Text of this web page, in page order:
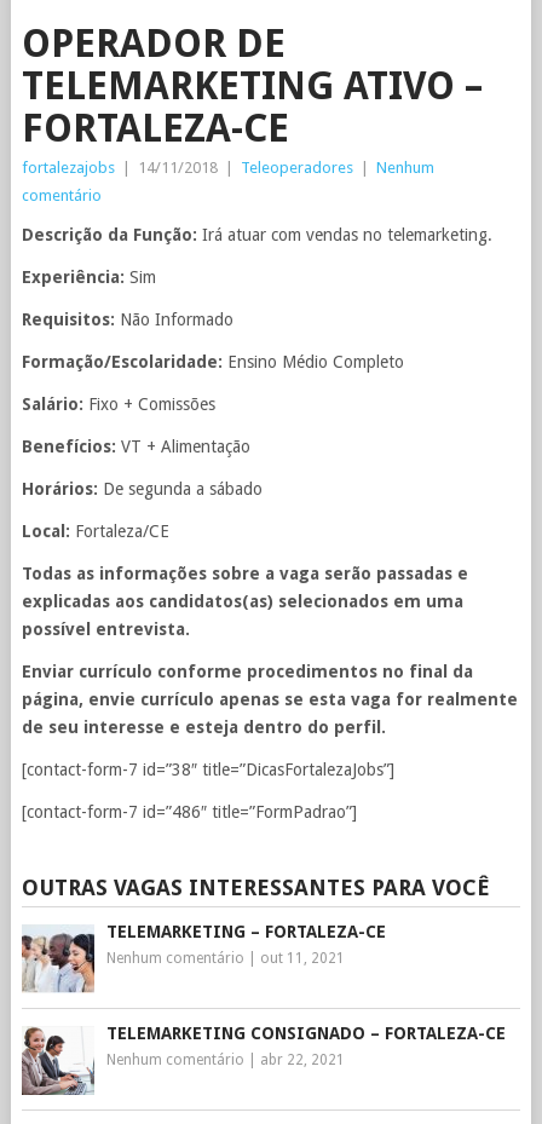
OPERADOR DE
TELEMARKETING ATIVO –
FORTALEZA-CE
fortalezajobs 14/11/2018 Teleoperadores
Nenhum
comentário
Descrição da Função: Irá atuar com vendas no telemarketing.
Experiência: Sim
Requisitos: Não Informado
Formação/Escolaridade: Ensino Médio Completo
Salário: Fixo + Comissões
Benefícios: VT + Alimentação
Horários: De segunda a sábado
Local: Fortaleza/CE
Todas as informações sobre a vaga serão passadas e
explicadas aos candidatos(as) selecionados em uma
possível entrevista.
Enviar currículo conforme procedimentos no final da
página, envie currículo apenas se esta vaga for realmente
de seu interesse e esteja dentro do perfil.
[contact-form-7 id=”38″ title=”DicasFortalezaJobs”]
[contact-form-7 id=”486″ title=”FormPadrao”]
OUTRAS VAGAS INTERESSANTES PARA VOCÊ
TELEMARKETING – FORTALEZA-CE
Nenhum comentário out 11, 2021
TELEMARKETING CONSIGNADO – FORTALEZA-CE
Nenhum comentário abr 22, 2021